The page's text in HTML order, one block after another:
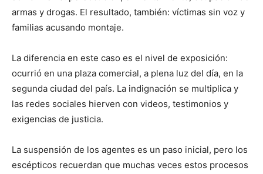
armas y drogas. El resultado, también: víctimas sin voz y
familias acusando montaje.
La diferencia en este caso es el nivel de exposición:
ocurrió en una plaza comercial, a plena luz del día, en la
segunda ciudad del país. La indignación se multiplica y
las redes sociales hierven con videos, testimonios y
exigencias de justicia.
La suspensión de los agentes es un paso inicial, pero los
escépticos recuerdan que muchas veces estos procesos